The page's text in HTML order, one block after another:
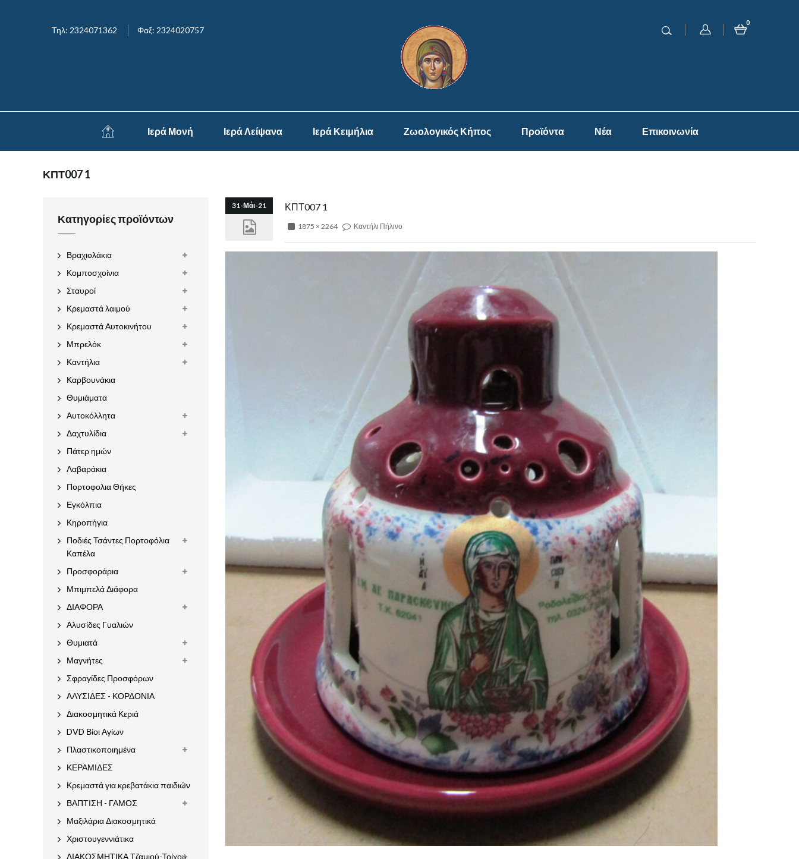
Τηλ: 2324071362 Φαξ: 2324020757
0
Ιερά Μονή Ιερά Λείψανα Ιερά Κειμήλια Ζωολογικός Κήπος Προϊόντα Νέα Επικοινωνία
ΚΠΤ007 1
31-Μάι-21 ΚΠΤ007 1
1875 × 2264 Καντήλι Πήλινο
Κατηγορίες προϊόντων
Βραχιολάκια
Κομποσχοίνια
Σταυροί
Κρεμαστά λαιμού
Κρεμαστά Αυτοκινήτου
Μπρελόκ
Καντήλια
Καρβουνάκια
Θυμιάματα
Αυτοκόλλητα
Δαχτυλίδια
Πάτερ ημών
Λαβαράκια
Πορτοφολια Θήκες
Εγκόλπια
Κηροπήγια
Ποδιές Τσάντες Πορτοφόλια
Καπέλα
Προσφοράρια
Μπιμπελά Διάφορα
ΔΙΑΦΟΡΑ
Αλυσίδες Γυαλιών
Θυμιατά
Μαγνήτες
Σφραγίδες Προσφόρων
ΑΛΥΣΙΔΕΣ - ΚΟΡΔΟΝΙΑ
Διακοσμητικά Κεριά
DVD Βίοι Αγίων
Πλαστικοποιημένα
ΚΕΡΑΜΙΔΕΣ
Κρεμαστά για κρεβατάκια παιδιών
ΒΑΠΤΙΣΗ - ΓΑΜΟΣ
Μαξιλάρια Διακοσμητικά
Χριστουγεννιάτικα
ΔΙΑΚΟΣΜΗΤΙΚΑ Τζαμιού-Τοίχου